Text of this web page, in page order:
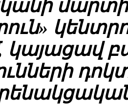
կայացավ